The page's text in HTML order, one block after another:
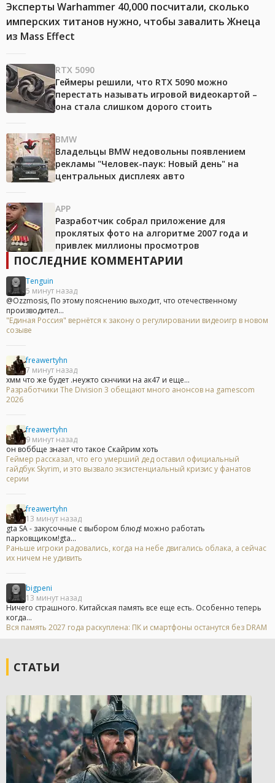
Эксперты Warhammer 40,000 посчитали, сколько
имперских титанов нужно, чтобы завалить Жнеца
из Mass Effect
RTX 5090
Геймеры решили, что RTX 5090 можно
перестать называть игровой видеокартой –
она стала слишком дорого стоить
BMW
Владельцы BMW недовольны появлением
рекламы "Человек-паук: Новый день" на
центральных дисплеях авто
APP
Разработчик собрал приложение для
проклятых фото на алгоритме 2007 года и
привлек миллионы просмотров
ПОСЛЕДНИЕ КОММЕНТАРИИ
Tenguin
5 минут назад
@Ozzmosis, По этому пояснению выходит, что отечественному
производител...
"Единая Россия" вернётся к закону о регулировании видеоигр в новом
созыве
freawertyhn
7 минут назад
хмм что же будет .неужто скнчики на ак47 и еще...
Разработчики The Division 3 обещают много анонсов на gamescom
2026
freawertyhn
9 минут назад
он воббще знает что такое Скайрим хоть
Геймер рассказал, что его умерший дед оставил официальный
гайдбук Skyrim, и это вызвало экзистенциальный кризис у фанатов
серии
freawertyhn
13 минут назад
gta SA - закусочные с выбором блюд! можно работать
парковщиком!gta...
Раньше игроки радовались, когда на небе двигались облака, а сейчас
их ничем не удивить
bigpeni
13 минут назад
Ничего страшного. Китайская память все еще есть. Особенно теперь
когда...
Вся память 2027 года раскуплена: ПК и смартфоны останутся без DRAM
СТАТЬИ